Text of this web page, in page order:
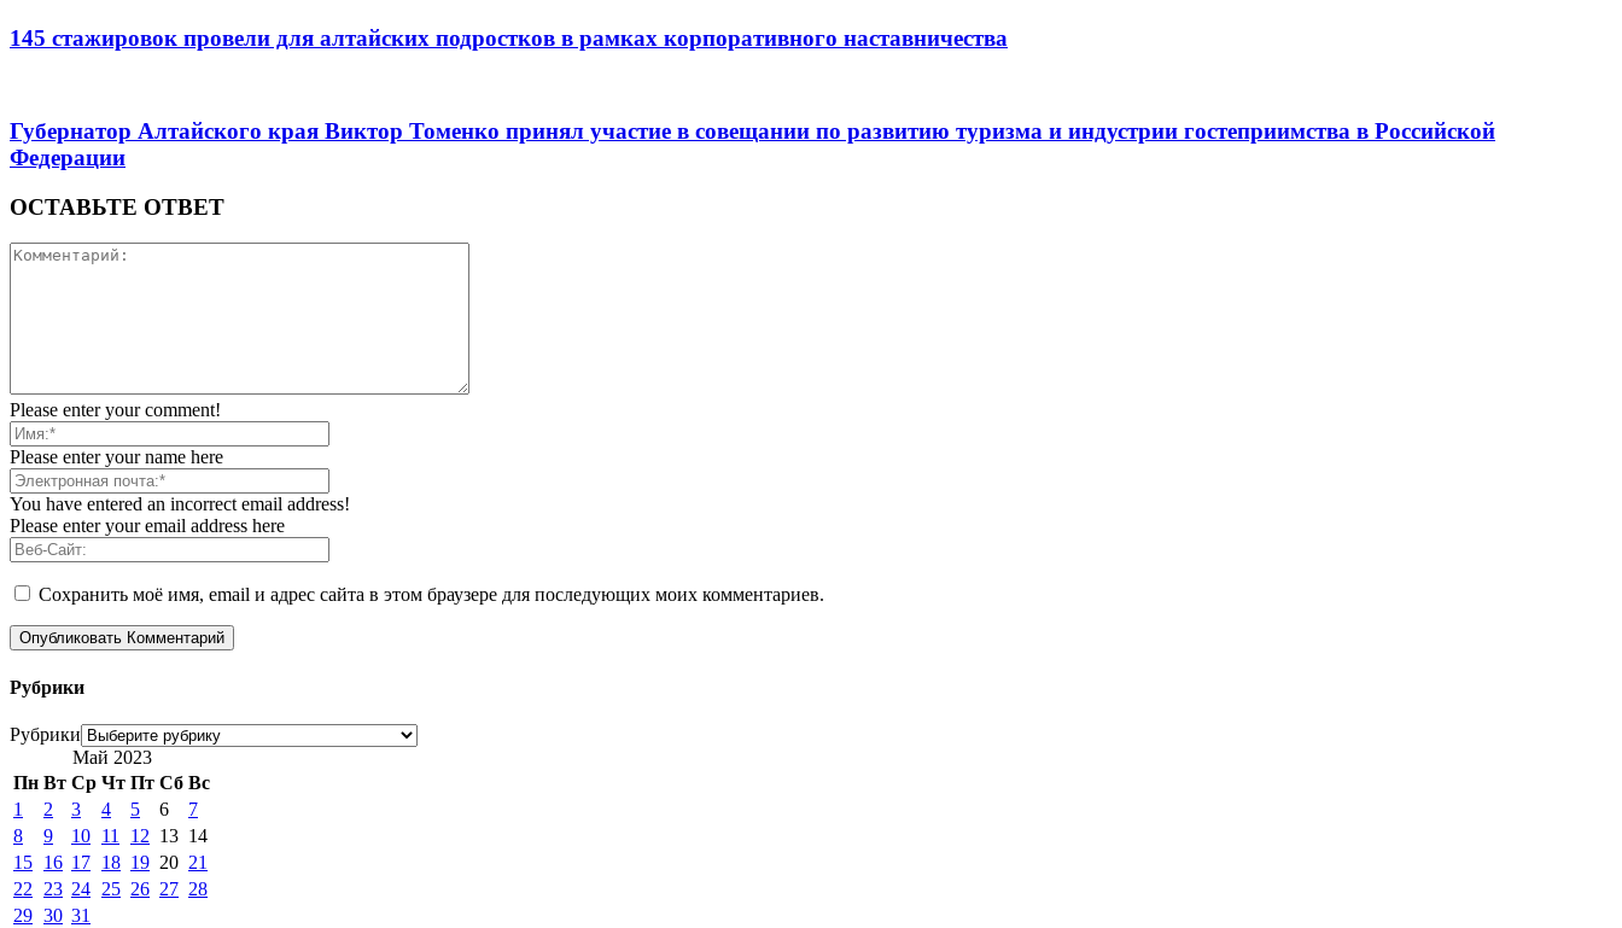
145 стажировок провели для алтайских подростков в рамках корпоративного наставничества
Губернатор Алтайского края Виктор Томенко принял участие в совещании по развитию туризма и индустрии гостеприимства в Российской
Федерации
ОСТАВЬТЕ ОТВЕТ
Please enter your comment!
Please enter your name here
You have entered an incorrect email address!
Please enter your email address here
Сохранить моё имя, email и адрес сайта в этом браузере для последующих моих комментариев.
Рубрики
Рубрики
Май 2023
Пн Вт Ср Чт Пт Сб Вс
1
2 3 4 5 6
7
8
9 10 11 12 13 14
15 16 17 18 19 20 21
22
23 24 25 26 27 28
29 30 31